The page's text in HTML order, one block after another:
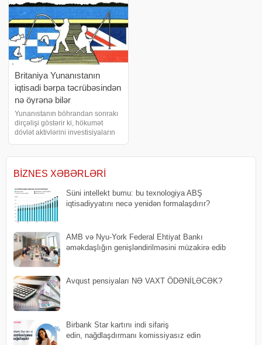
Britaniya Yunanıstanın
iqtisadi bərpa təcrübəsindən
nə öyrənə bilər
Yunanıstanın böhrandan sonrakı
dirçəlişi göstərir ki, hökumət
dövlət aktivlərini investisiyaların
Britaniya artıq on ildir dərin
iqtisad
BIZNES XƏBƏRLƏRI
Süni intellekt bumu: bu texnologiya ABŞ
iqtisadiyyatını necə yenidən formalaşdırır?
AMB və Nyu-York Federal Ehtiyat Bankı
əməkdaşlığın genişləndirilməsini müzakirə edib
Avqust pensiyaları NƏ VAXT ÖDƏNİLƏCƏK?
Birbank Star kartını indi sifariş
edin, nağdlaşdırmanı komissiyasız edin